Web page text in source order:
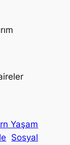
Yaşam
Sosyal